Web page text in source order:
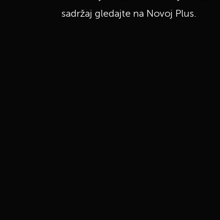
sadržaj gledajte na Novoj Plus.